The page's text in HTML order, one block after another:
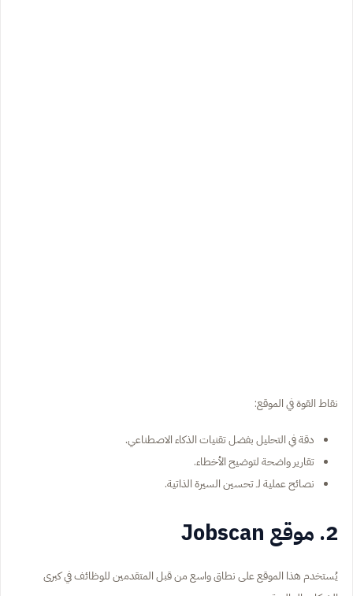
نقاط القوة في الموقع:
دقة في التحليل بفضل تقنيات الذكاء الاصطناعي.
تقارير واضحة لتوضيح الأخطاء.
نصائح عملية لـ تحسين السيرة الذاتية.
2. موقع Jobscan
يُستخدم هذا الموقع على نطاق واسع من قبل المتقدمين للوظائف في كبرى